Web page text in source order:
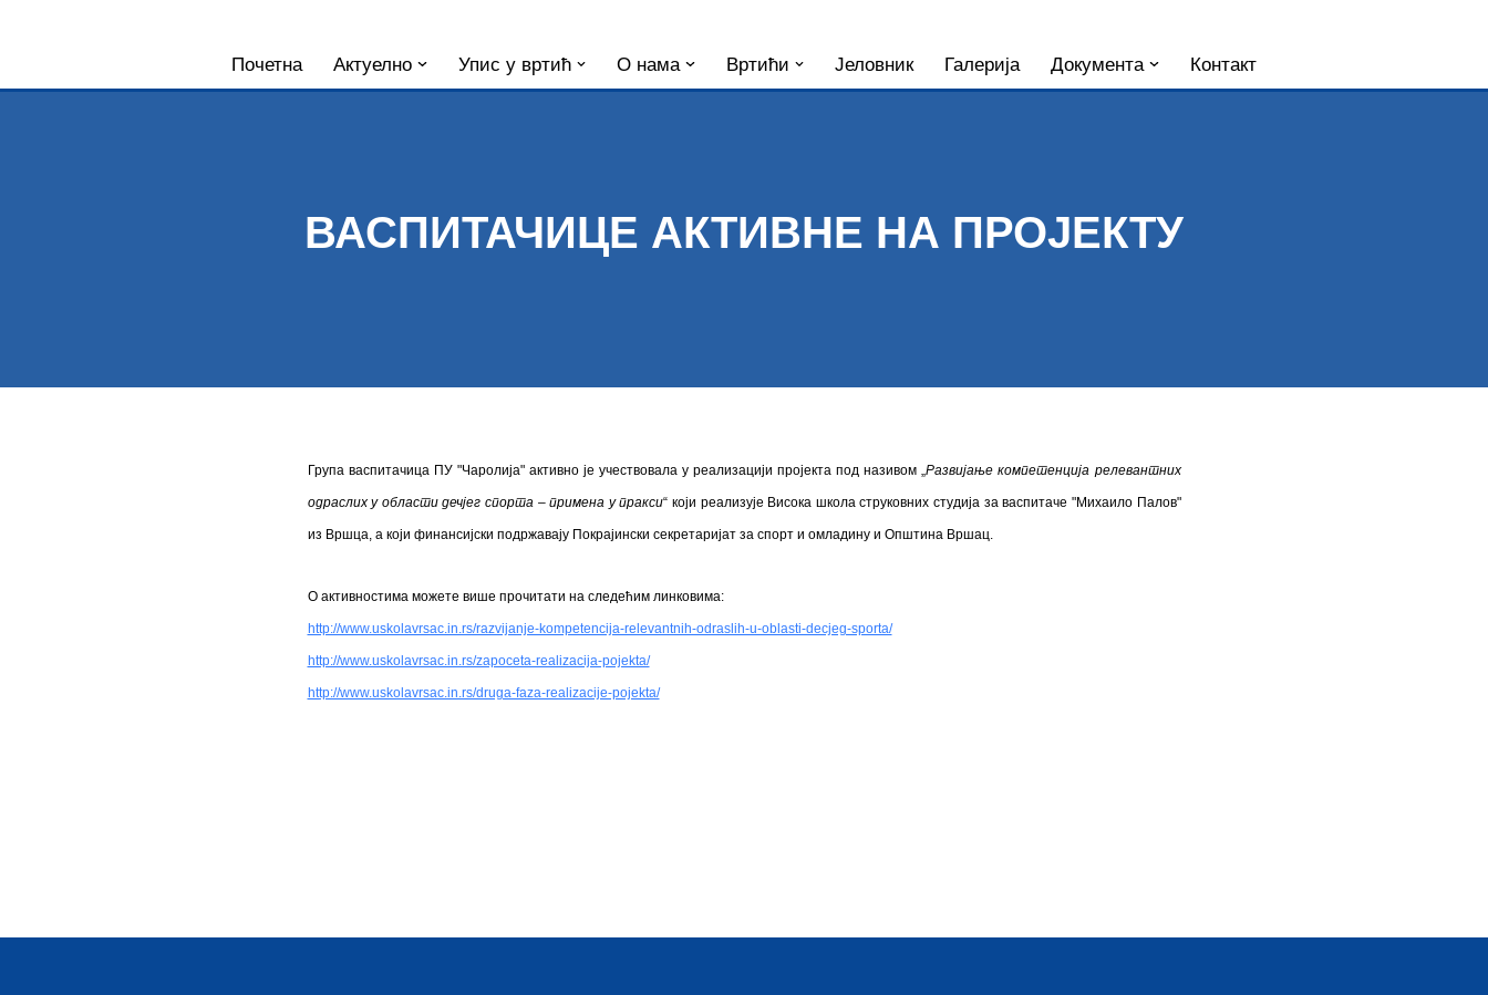
na
Почетна Актуелно Упис у вртић О нама Вртићи Јеловник Галерија Документа Контакт
ВАСПИТАЧИЦЕ АКТИВНЕ НА ПРОЈЕКТУ
Група васпитачица ПУ "Чаролија" активно је учествовала у реализацији пројекта под називом „Развијање компетенција релевантних
одраслих у области дечјег спорта – примена у пракси“ који реализује Висока школа струковних студија за васпитаче "Михаило Палов"
из Вршца, а који финансијски подржавају Покрајински секретаријат за спорт и омладину и Општина Вршац.
О активностима можете више прочитати на следећим линковима:
http://www.uskolavrsac.in.rs/razvijanje-kompetencija-relevantnih-odraslih-u-oblasti-decjeg-sporta/
http://www.uskolavrsac.in.rs/zapoceta-realizacija-pojekta/
http://www.uskolavrsac.in.rs/druga-faza-realizacije-pojekta/